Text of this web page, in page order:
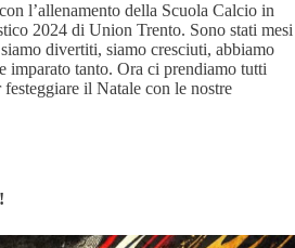
l’allenamento della Scuola Calcio in
2024 di Union Trento. Sono stati mesi
divertiti, siamo cresciuti, abbiamo
imparato tanto. Ora ci prendiamo tutti
il Natale con le nostre